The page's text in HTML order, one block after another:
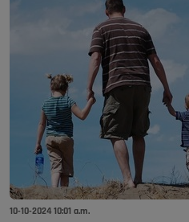
10-10-2024 10:01 a.m.